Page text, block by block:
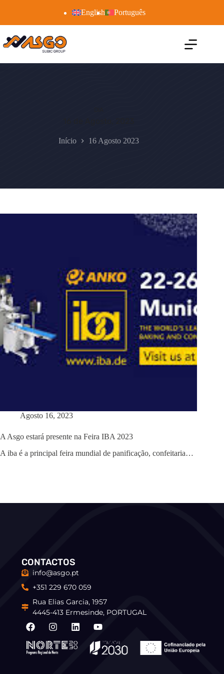
English Português
Início 16 Agosto 2023
Agosto 16, 2023
A Asgo estará presente na Feira IBA 2023
A iba é a principal feira mundial de panificação, confeitaria…
CONTACTOS
info@asgo.pt
+351 229 670 059
Rua Elias Garcia, 1957
4445-413 Ermesinde, PORTUGAL